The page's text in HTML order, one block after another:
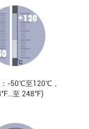
-50℃至120℃，
至 248°F)